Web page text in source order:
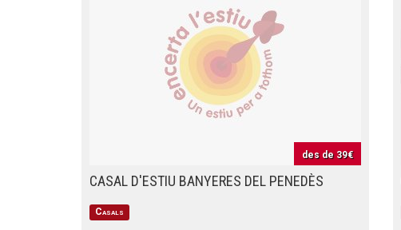
des de 39€
CASAL D'ESTIU BANYERES DEL PENEDÈS
Casals